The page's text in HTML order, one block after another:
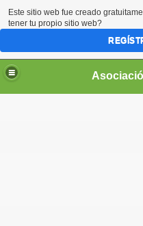
Este sitio web fue creado
tener tu propio sitio web?